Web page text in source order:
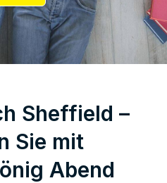
Sheffield –
Sie mit
Abend